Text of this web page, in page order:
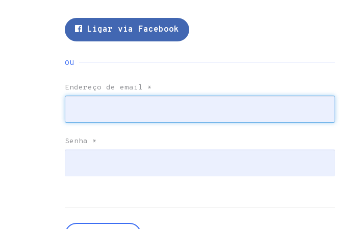
Ligar via Facebook
ou
Endereço de email *
Senha *